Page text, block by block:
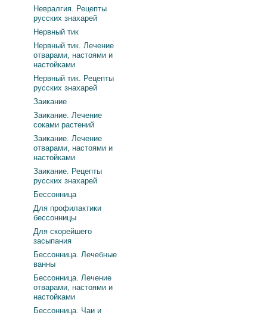
Невралгия. Рецепты
русских знахарей
Нервный тик
Нервный тик. Лечение
отварами, настоями и
настойками
Нервный тик. Рецепты
русских знахарей
Заикание
Заикание. Лечение
соками растений
Заикание. Лечение
отварами, настоями и
настойками
Заикание. Рецепты
русских знахарей
Бессонница
Для профилактики
бессонницы
Для скорейшего
засыпания
Бессонница. Лечебные
ванны
Бессонница. Лечение
отварами, настоями и
настойками
Бессонница. Чаи и